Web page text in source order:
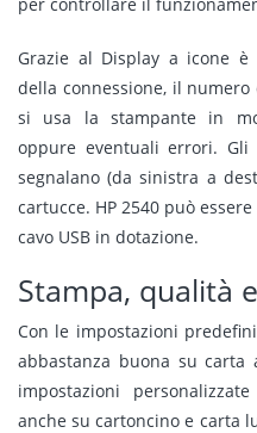
Grazie al Display a icone
della connessione, il
si usa la stampante in
oppure eventuali errori.
segnalano (da sinistra a
cartucce. HP 2540 può
cavo USB in dotazione.
Stampa, qualità
Con le impostazioni
abbastanza buona su carta
impostazioni
anche su cartoncino e carta